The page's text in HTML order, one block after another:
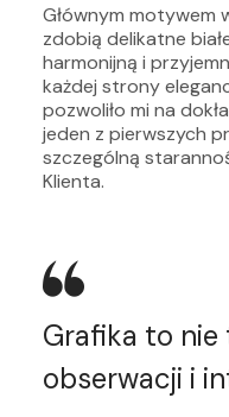
Głównym motywem
zdobią delikatne
harmonijną i
każdej strony
pozwoliło mi na
jeden z pierwszych
szczególną
Klienta.
Grafika to
obserwacji i